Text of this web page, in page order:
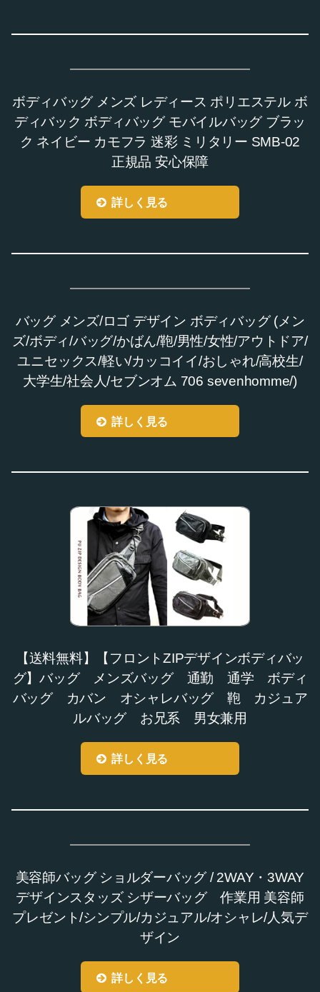
ボディバッグ メンズ レディース ポリエステル ボ
ディバック ボディバッグ モバイルバッグ ブラッ
ク ネイビー カモフラ 迷彩 ミリタリー SMB-02
正規品 安心保障
詳しく見る
バッグ メンズ/ロゴ デザイン ボディバッグ (メン
ズ/ボディ/バッグ/かばん/鞄/男性/女性/アウトドア/
ユニセックス/軽い/カッコイイ/おしゃれ/高校生/
大学生/社会人/セブンオム 706 sevenhomme/)
詳しく見る
【送料無料】【フロントZIPデザインボディバッ
グ】バッグ メンズバッグ 通勤 通学 ボディ
バッグ カバン オシャレバッグ 鞄 カジュア
ルバッグ お兄系 男女兼用
詳しく見る
美容師バッグ ショルダーバッグ / 2WAY・3WAY
デザインスタッズ シザーバッグ 作業用 美容師
プレゼント/シンプル/カジュアル/オシャレ/人気デ
ザイン
詳しく見る